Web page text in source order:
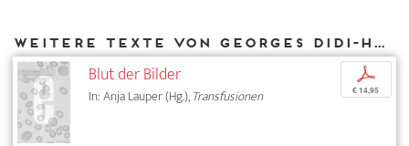
Weitere Texte von Georges Didi-Huberman bei DIAPHANES
Blut der Bilder
In: Anja Lauper (Hg.),Transfusionen
p
€ 14,95